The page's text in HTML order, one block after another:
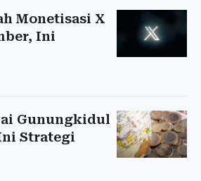
Monetisasi X
Ini
Gunungkidul
Strategi